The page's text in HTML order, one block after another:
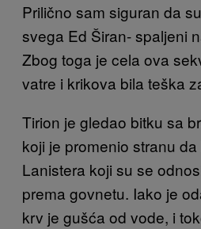
Prilično sam siguran da
svega Ed Širan- spaljeni
Zbog toga je cela ova
vatre i krikova bila teška
Tirion je gledao bitku sa
koji je promenio stranu
Lanistera koji su se
prema govnetu. Iako je
krv je gušća od vode, i